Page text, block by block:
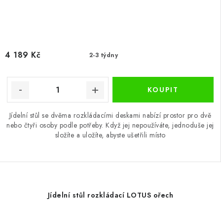
2-3 týdny
4 189 Kč
Jídelní stůl se dvěma rozkládacími deskami nabízí prostor pro dvě
nebo čtyři osoby podle potřeby. Když jej nepoužíváte, jednoduše jej
složíte a uložíte, abyste ušetřili místo
Jídelní stůl rozkládací LOTUS ořech